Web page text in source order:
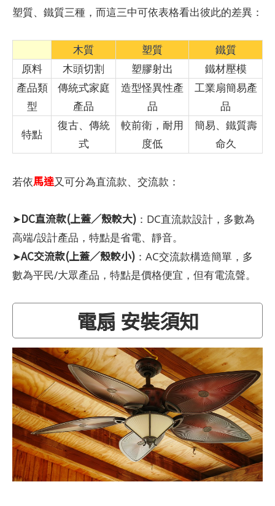
塑質、鐵質三種，而這三中可依表格看出彼此的差異：
木質 塑質
鐵質
原料
木頭切割 塑膠射出
鐵材壓模
產品類
型
傳統式家庭
產品
造型怪異性產
品
工業扇簡易產
品
特點
復古、傳統
式
較前衛，耐用
度低
簡易、鐵質壽
命久
若依馬達又可分為直流款、交流款：
➤DC直流款(上蓋／殼較大) ：DC直流款設計，多數為
高端/設計產品，特點是省電、靜音。
➤AC交流款(上蓋／殼較小) ：AC交流款構造簡單，多
數為平民/大眾產品，特點是價格便宜，但有電流聲。
電扇 安裝須知